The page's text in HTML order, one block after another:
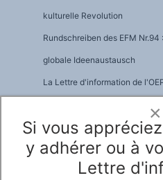
kulturelle Revolution
Rundschreiben des EFM
globale Ideenaustausch
La Lettre d'information de
Informationsschreiben Nr. 95 :
EFM-Informationsbrief Nr. 96:
Mehrsprachigkeit. Es gibt
×
Si vous
y adhérer ou à
Lettre